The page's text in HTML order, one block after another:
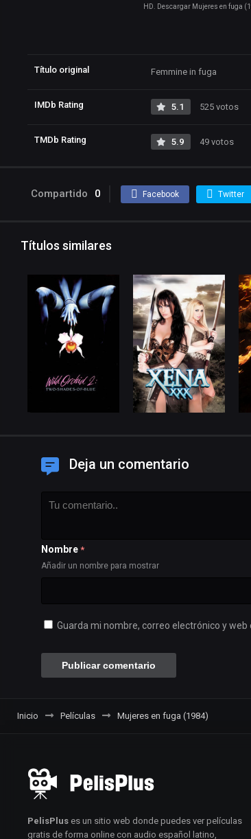
HD. Descargar Mujeres en fuga
Título original Femmine in fuga
IMDb Rating 5.1 525 votos
TMDb Rating 5.9 49 votos
Compartido 0 Facebook Twitter
Títulos similares
Deja un comentario
Nombre *
Añadir un nombre para mostrar
Guarda mi nombre, correo electrónico y
Inicio Películas Mujeres en fuga (1984)
PelisPlus es un sitio web donde puedes ver películas
gratis de forma online con audio español latino,